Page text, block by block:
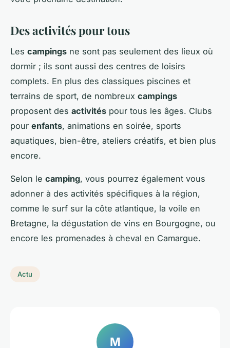
Des activités pour tous
Les campings ne sont pas seulement des lieux où
dormir ; ils sont aussi des centres de loisirs
complets. En plus des classiques piscines et
terrains de sport, de nombreux campings
proposent des activités pour tous les âges. Clubs
pour enfants, animations en soirée, sports
aquatiques, bien-être, ateliers créatifs, et bien plus
encore.
Selon le camping, vous pourrez également vous
adonner à des activités spécifiques à la région,
comme le surf sur la côte atlantique, la voile en
Bretagne, la dégustation de vins en Bourgogne, ou
encore les promenades à cheval en Camargue.
Actu
M